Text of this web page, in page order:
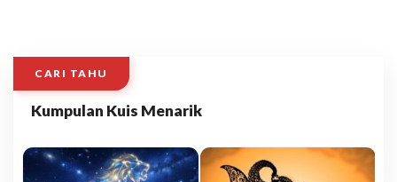
CARI TAHU
Kumpulan Kuis Menarik